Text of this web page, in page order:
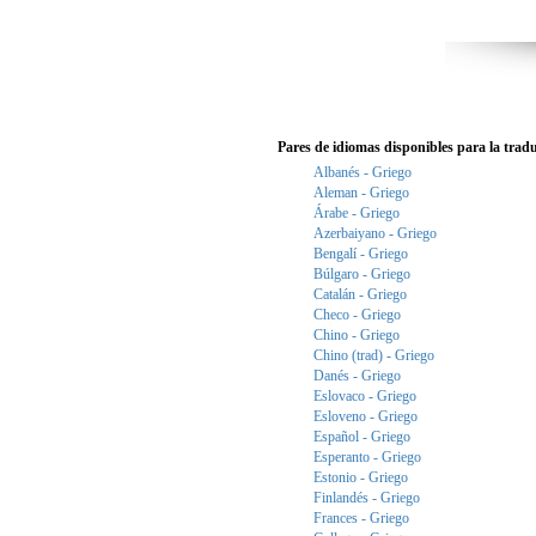
Pares de idiomas disponibles para la
Albanés - Griego
Aleman - Griego
Árabe - Griego
Azerbaiyano - Griego
Bengalí - Griego
Búlgaro - Griego
Catalán - Griego
Checo - Griego
Chino - Griego
Chino (trad) - Griego
Danés - Griego
Eslovaco - Griego
Esloveno - Griego
Español - Griego
Esperanto - Griego
Estonio - Griego
Finlandés - Griego
Frances - Griego